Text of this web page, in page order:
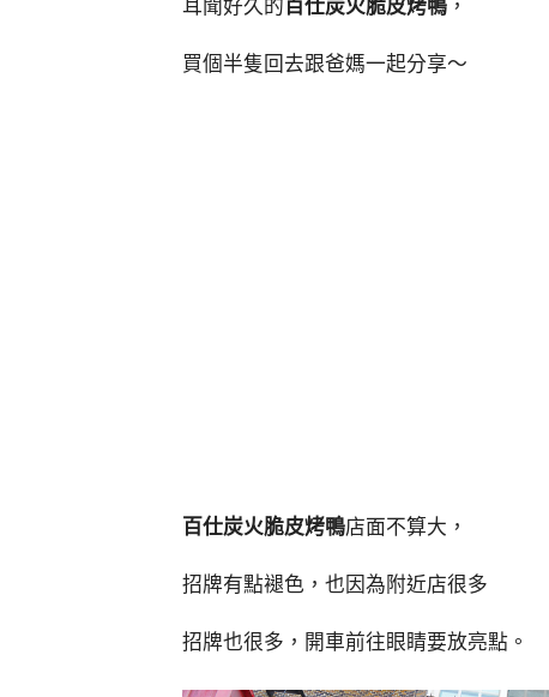
耳聞好久的 百仕炭火脆皮烤鴨 ，
買個半隻回去跟爸媽一起分享～
百仕炭火脆皮烤鴨店面不算大，
招牌有點褪色，也因為附近店很多
招牌也很多，開車前往眼睛要放亮點。